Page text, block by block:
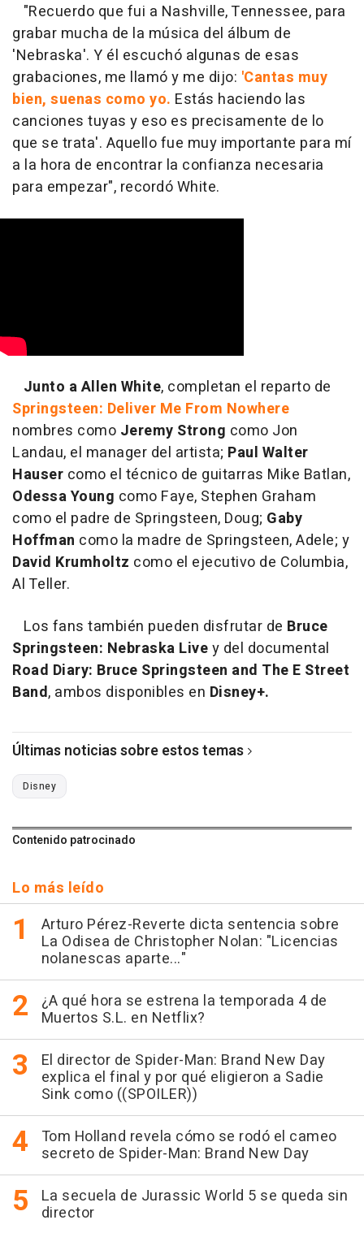
"Recuerdo que fui a Nashville, Tennessee, para
grabar mucha de la música del álbum de
'Nebraska'. Y él escuchó algunas de esas
grabaciones, me llamó y me dijo: 'Cantas muy
bien, suenas como yo. Estás haciendo las
canciones tuyas y eso es precisamente de lo
que se trata'. Aquello fue muy importante para mí
a la hora de encontrar la confianza necesaria
para empezar", recordó White.
Junto a Allen White, completan el reparto de
Springsteen: Deliver Me From Nowhere
nombres como Jeremy Strong como Jon
Landau, el manager del artista; Paul Walter
Hauser como el técnico de guitarras Mike Batlan,
Odessa Young como Faye, Stephen Graham
como el padre de Springsteen, Doug; Gaby
Hoffman como la madre de Springsteen, Adele; y
David Krumholtz como el ejecutivo de Columbia,
Al Teller.
Los fans también pueden disfrutar de Bruce
Springsteen: Nebraska Livey del documental
Road Diary: Bruce Springsteen and The E Street
Band, ambos disponibles en Disney+.
Últimas noticias sobre estos temas
Disney
Contenido patrocinado
Lo más leído
Arturo Pérez-Reverte dicta sentencia sobre
La Odisea de Christopher Nolan: "Licencias
nolanescas aparte..."
¿A qué hora se estrena la temporada 4 de
Muertos S.L. en Netflix?
El director de Spider-Man: Brand New Day
explica el final y por qué eligieron a Sadie
Sink como ((SPOILER))
Tom Holland revela cómo se rodó el cameo
secreto de Spider-Man: Brand New Day
La secuela de Jurassic World 5 se queda sin
director